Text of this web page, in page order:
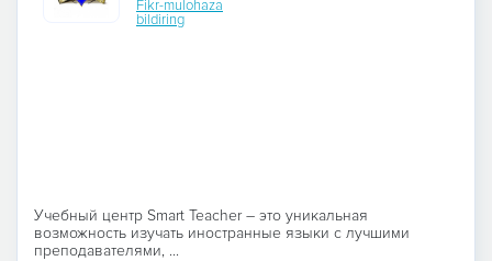
Fikr-mulohaza
bildiring
Учебный центр Smart Teacher – это уникальная
возможность изучать иностранные языки с лучшими
преподавателями, ...